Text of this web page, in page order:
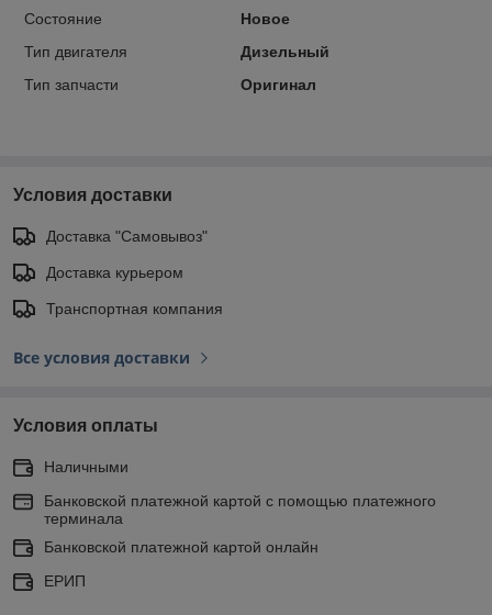
Состояние
Новое
Тип двигателя
Дизельный
Тип запчасти
Оригинал
Условия доставки
Доставка "Самовывоз"
Доставка курьером
Транспортная компания
Все условия доставки
Условия оплаты
Наличными
Банковской платежной картой с помощью платежного
терминала
Банковской платежной картой онлайн
ЕРИП